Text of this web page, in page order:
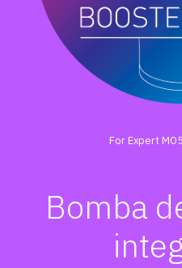
For Expert
Bomba